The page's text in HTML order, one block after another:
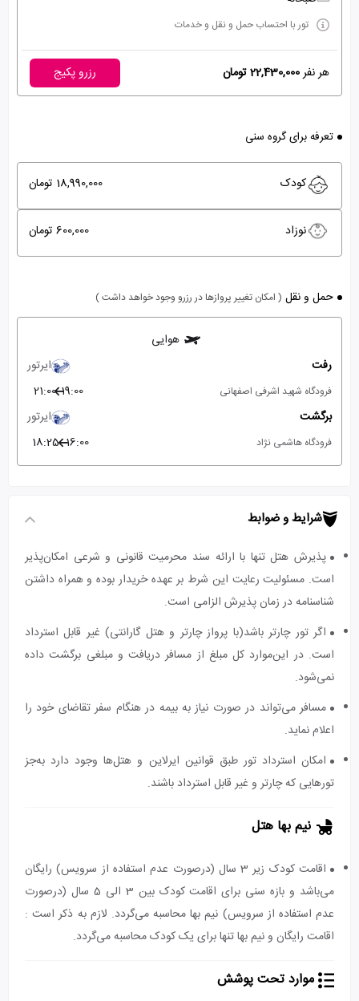
تور با احتساب حمل و نقل و خدمات
هر نفر22,430,000 تومان رزرو پکیج
تعرفه برای گروه سنی
کودک 18,990,000 تومان
نوزاد 600,000 تومان
حمل و نقل ( امکان تغییر پروازها در رزرو وجود خواهد داشت )
هوایی
رفت
ایرتور
فرودگاه شهید اشرفی اصفهانی 19:00
21:00
برگشت
ایرتور
فرودگاه هاشمی نژاد 16:00
18:25
شرایط و ضوابط
پذیرش هتل تنها با ارائه سند محرمیت قانونی و شرعی امکان‌پذیر
است. مسئولیت رعایت این شرط بر عهده خریدار بوده و همراه داشتن
شناسنامه در زمان پذیرش الزامی است.
اگر تور چارتر باشد(با پرواز چارتر و هتل گارانتی) غیر قابل استرداد
است. در این‌موارد کل مبلغ از مسافر دریافت و مبلغی برگشت داده
نمی‌شود.
مسافر می‌تواند در صورت نیاز به بیمه در هنگام سفر تقاضای خود را
اعلام نماید.
امکان استرداد تور طبق قوانین ایرلاین و هتل‌ها وجود دارد به‌جز
تورهایی که چارتر و غیر قابل استرداد باشند.
نیم بها هتل
اقامت کودک زیر 3 سال (درصورت عدم استفاده از سرویس) رایگان
می‌باشد و بازه سنی برای اقامت کودک بین 3 الی 5 سال (درصورت
عدم استفاده از سرویس) نیم بها محاسبه می‌گردد. لازم به ذکر است :
اقامت رایگان و نیم بها تنها برای یک کودک محاسبه می‌گردد.
موارد تحت پوشش